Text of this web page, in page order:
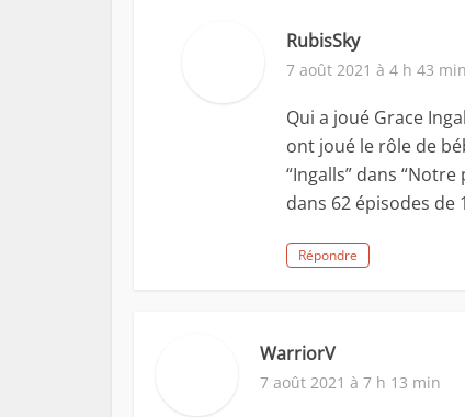
RubisSky
7 août 2021 à 4 h 43 min
Qui a joué Grace
ont joué le rôle de
“Ingalls” dans
dans 62 épisodes de
Répondre
WarriorV
7 août 2021 à 7 h 13 min